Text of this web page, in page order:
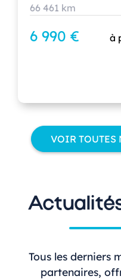
66 461 km
6 990 € à
VOIR TOUTES
Tous les derniers
partenaires,